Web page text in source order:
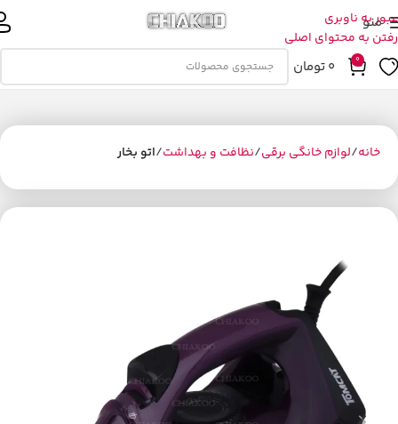
عبور به ناوبری
رفتن به محتوای اصلی
منو
0
0تومان
خانه لوازم خانگی برقی نظافت و بهداشت اتو بخار